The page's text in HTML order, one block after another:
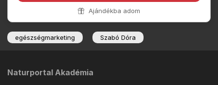
Ajándékba adom
egészségmarketing Szabó Dóra
Naturportal Akadémia